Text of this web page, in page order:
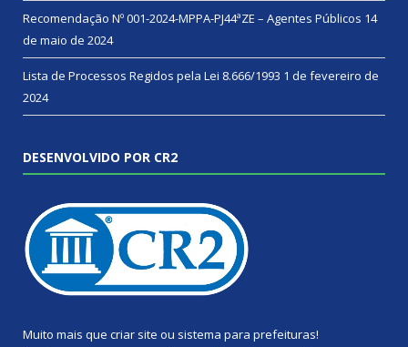
Recomendação Nº 001-2024-MPPA-PJ44ªZE – Agentes Públicos 14
de maio de 2024
Lista de Processos Regidos pela Lei 8.666/1993 1 de fevereiro de
2024
DESENVOLVIDO POR CR2
Muito mais que criar site ou sistema para prefeituras!